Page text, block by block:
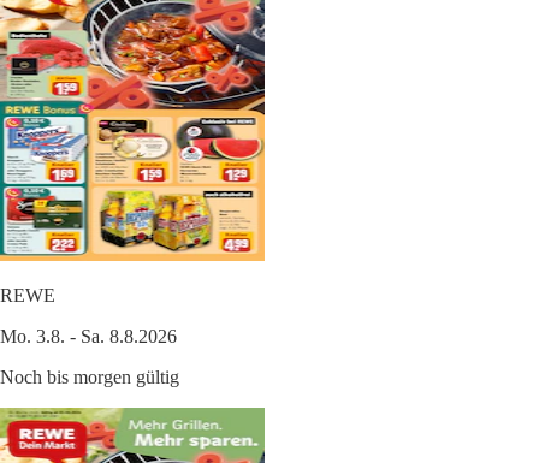
REWE
Mo. 3.8. - Sa. 8.8.2026
Noch bis morgen gültig